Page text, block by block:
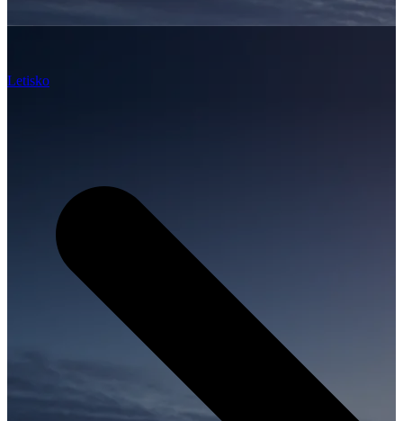
Letisko